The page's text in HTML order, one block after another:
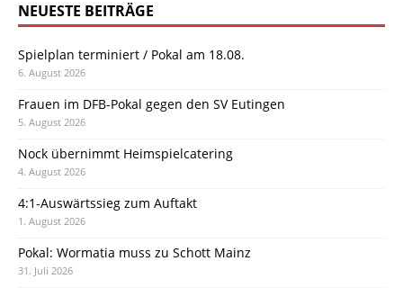
NEUESTE BEITRÄGE
Spielplan terminiert / Pokal am 18.08.
6. August 2026
Frauen im DFB-Pokal gegen den SV Eutingen
5. August 2026
Nock übernimmt Heimspielcatering
4. August 2026
4:1-Auswärtssieg zum Auftakt
1. August 2026
Pokal: Wormatia muss zu Schott Mainz
31. Juli 2026